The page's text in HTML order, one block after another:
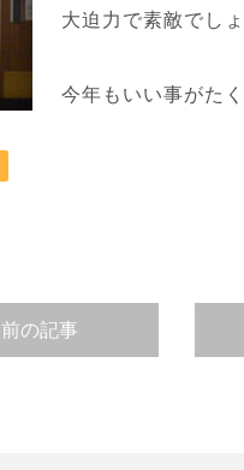
大迫力で素敵でし
今年もいい事がた
前の記事